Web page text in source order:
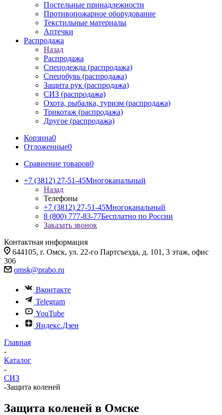
Постельные принадлежности
Противопожарное оборудование
Текстильные материалы
Аптечки
Распродажа
Назад
Распродажа
Спецодежда (распродажа)
Спецобувь (распродажа)
Защита рук (распродажа)
СИЗ (распродажа)
Охота, рыбалка, туризм (распродажа)
Трикотаж (распродажа)
Другое (распродажа)
Корзина0
Отложенные0
Сравнение товаров0
+7 (3812) 27-51-45Многоканальный
Назад
Телефоны
+7 (3812) 27-51-45Многоканальный
8 (800) 777-83-77Бесплатно по России
Заказать звонок
Контактная информация
644105, г. Омск, ул. 22-го Партсъезда, д. 101, 3 этаж, офис
306
omsk@prabo.ru
Вконтакте
Telegram
YouTube
Яндекс.Дзен
Главная
-
Каталог
-
СИЗ
-Защита коленей
Защита коленей в Омске